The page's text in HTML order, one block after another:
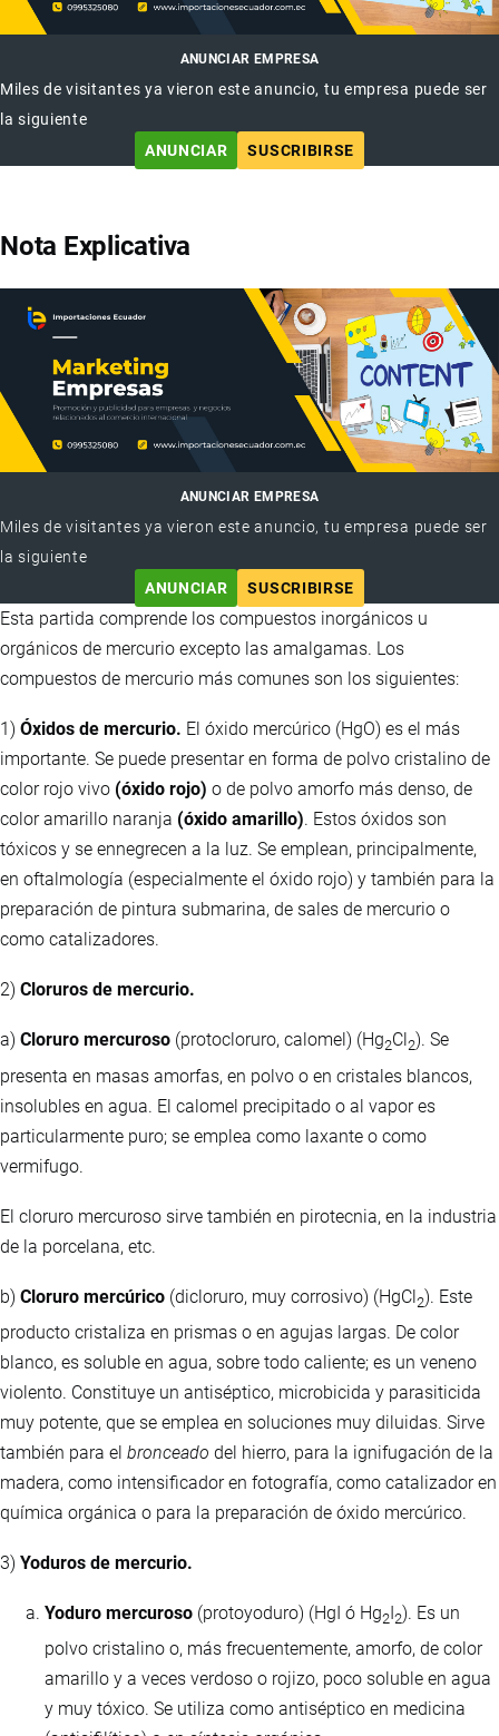
ANUNCIAR EMPRESA
Miles de visitantes ya vieron este anuncio, tu empresa puede ser
la siguiente
ANUNCIAR
SUSCRIBIRSE
Nota Explicativa
ANUNCIAR EMPRESA
Miles de visitantes ya vieron este anuncio, tu empresa puede ser
la siguiente
ANUNCIAR
SUSCRIBIRSE
Esta partida comprende los compuestos inorgánicos u
orgánicos de mercurio excepto las amalgamas. Los
compuestos de mercurio más comunes son los siguientes:
1) Óxidos de mercurio. El óxido mercúrico (HgO) es el más
importante. Se puede presentar en forma de polvo cristalino de
color rojo vivo (óxido rojo) o de polvo amorfo más denso, de
color amarillo naranja (óxido amarillo). Estos óxidos son
tóxicos y se ennegrecen a la luz. Se emplean, principalmente,
en oftalmología (especialmente el óxido rojo) y también para la
preparación de pintura submarina, de sales de mercurio o
como catalizadores.
2) Cloruros de mercurio.
a) Cloruro mercuroso (protocloruro, calomel) (Hg2Cl 2). Se
presenta en masas amorfas, en polvo o en cristales blancos,
insolubles en agua. El calomel precipitado o al vapor es
particularmente puro; se emplea como laxante o como
vermifugo.
El cloruro mercuroso sirve también en pirotecnia, en la industria
de la porcelana, etc.
b) Cloruro mercúrico (dicloruro, muy corrosivo) (HgCl2). Este
producto cristaliza en prismas o en agujas largas. De color
blanco, es soluble en agua, sobre todo caliente; es un veneno
violento. Constituye un antiséptico, microbicida y parasiticida
muy potente, que se emplea en soluciones muy diluidas. Sirve
también para el bronceado del hierro, para la ignifugación de la
madera, como intensificador en fotografía, como catalizador en
química orgánica o para la preparación de óxido mercúrico.
3) Yoduros de mercurio.
Yoduro mercuroso (protoyoduro) (HgI ó Hg2I2). Es un
polvo cristalino o, más frecuentemente, amorfo, de color
amarillo y a veces verdoso o rojizo, poco soluble en agua
y muy tóxico. Se utiliza como antiséptico en medicina